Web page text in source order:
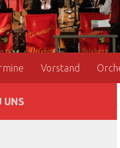
Vorstand
UNS